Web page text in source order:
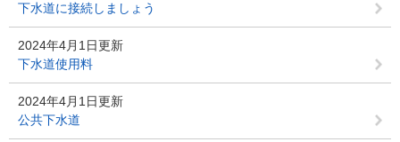
下水道に接続しましょう
2024年4月1日更新
下水道使用料
2024年4月1日更新
公共下水道